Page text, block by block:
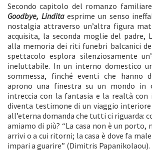
Secondo capitolo del romanzo
Goodbye, Linditaesprime un senso
nostalgia attraverso un’altra figura
acquisita, la seconda moglie del padre,
alla memoria dei riti funebri balcanici
spettacolo esplora silenziosamente
ineluttabile. In un interno domestico
sommessa, finché eventi che hanno
aprono una finestra su un mondo in
intreccia con la fantasia e la realtà con
diventa testimone di un viaggio interiore
all’eterna domanda che tutti ci riguarda:
amiamo di più? “La casa non è un porto,
arrivi o a cui ritorni; la casa è dove fa
impari a guarire” (Dimitris Papanikolaou).